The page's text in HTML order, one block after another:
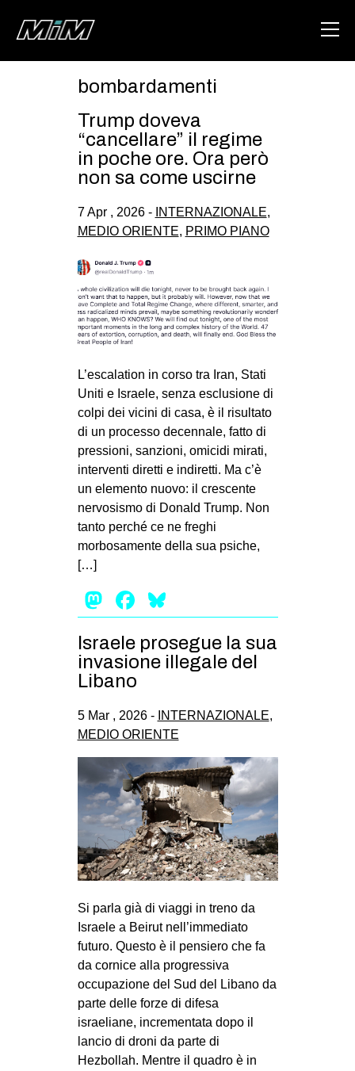
ABOUT
GAZA FREESTYLE
STUDENTI TSUNAMI
ZAM
MOBILITAZIONI
SPAZI
SPORT POPOLARE
MOVIMENTI
AMBIENTE
ANTIFASCISMO
PRECARIATO
REPRESSIONE
CULTURE
CINEMA
MANIFESTI
MUSICA
RECENSIONI
AFRICA
AMERICHE
ESTREMO ORIENTE
EUROPA
MEDIO ORIENTE
MONDO
bombardamenti
Trump doveva
“cancellare” il regime
in poche ore. Ora però
non sa come uscirne
7 Apr , 2026 - INTERNAZIONALE,
MEDIO ORIENTE, PRIMO PIANO
L’escalation in corso tra Iran, Stati
Uniti e Israele, senza esclusione di
colpi dei vicini di casa, è il risultato
di un processo decennale, fatto di
pressioni, sanzioni, omicidi mirati,
interventi diretti e indiretti. Ma c’è
un elemento nuovo: il crescente
nervosismo di Donald Trump. Non
tanto perché ce ne freghi
morbosamente della sua psiche,
[…]
Mastodon
Facebook
Israele prosegue la sua
invasione illegale del
Libano
5 Mar , 2026 - INTERNAZIONALE,
MEDIO ORIENTE
Si parla già di viaggi in treno da
Israele a Beirut nell’immediato
futuro. Questo è il pensiero che fa
da cornice alla progressiva
occupazione del Sud del Libano da
parte delle forze di difesa
israeliane, incrementata dopo il
lancio di droni da parte di
Hezbollah. Mentre il quadro è in